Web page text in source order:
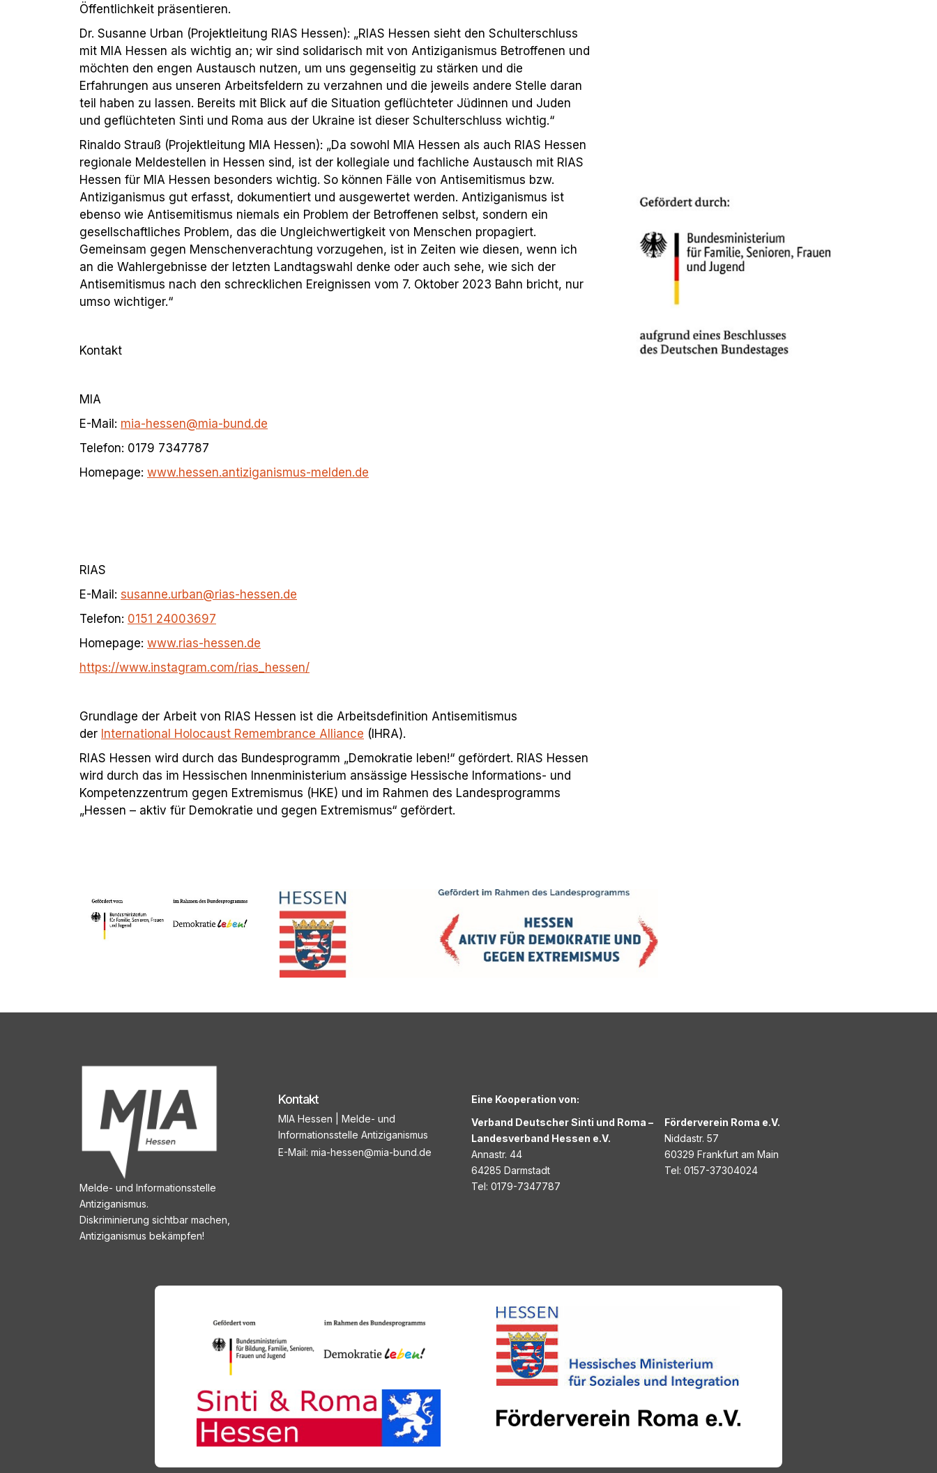
Öffentlichkeit präsentieren.
Dr. Susanne Urban (Projektleitung RIAS Hessen): „RIAS Hessen sieht den Schulterschluss
mit MIA Hessen als wichtig an; wir sind solidarisch mit von Antiziganismus Betroffenen und
möchten den engen Austausch nutzen, um uns gegenseitig zu stärken und die
Erfahrungen aus unseren Arbeitsfeldern zu verzahnen und die jeweils andere Stelle daran
teil haben zu lassen. Bereits mit Blick auf die Situation geflüchteter Jüdinnen und Juden
und geflüchteten Sinti und Roma aus der Ukraine ist dieser Schulterschluss wichtig.“
Rinaldo Strauß (Projektleitung MIA Hessen): „Da sowohl MIA Hessen als auch RIAS Hessen
regionale Meldestellen in Hessen sind, ist der kollegiale und fachliche Austausch mit RIAS
Hessen für MIA Hessen besonders wichtig. So können Fälle von Antisemitismus bzw.
Antiziganismus gut erfasst, dokumentiert und ausgewertet werden. Antiziganismus ist
ebenso wie Antisemitismus niemals ein Problem der Betroffenen selbst, sondern ein
gesellschaftliches Problem, das die Ungleichwertigkeit von Menschen propagiert.
Gemeinsam gegen Menschenverachtung vorzugehen, ist in Zeiten wie diesen, wenn ich
an die Wahlergebnisse der letzten Landtagswahl denke oder auch sehe, wie sich der
Antisemitismus nach den schrecklichen Ereignissen vom 7. Oktober 2023 Bahn bricht, nur
umso wichtiger.“
Kontakt
MIA
E-Mail: mia-hessen@mia-bund.de
Telefon: 0179 7347787
Homepage: www.hessen.antiziganismus-melden.de
RIAS
E-Mail: susanne.urban@rias-hessen.de
Telefon: 0151 24003697
Homepage: www.rias-hessen.de
https://www.instagram.com/rias_hessen/
Grundlage der Arbeit von RIAS Hessen ist die Arbeitsdefinition Antisemitismus
der International Holocaust Remembrance Alliance (IHRA).
RIAS Hessen wird durch das Bundesprogramm „Demokratie leben!“ gefördert. RIAS Hessen
wird durch das im Hessischen Innenministerium ansässige Hessische Informations- und
Kompetenzzentrum gegen Extremismus (HKE) und im Rahmen des Landesprogramms
„Hessen – aktiv für Demokratie und gegen Extremismus“ gefördert.
Melde- und Informationsstelle
Antiziganismus.
Diskriminierung sichtbar machen,
Antiziganismus bekämpfen!
Kontakt
MIA Hessen | Melde- und
Informationsstelle Antiziganismus
E-Mail: mia-hessen@mia-bund.de
Eine Kooperation von:
Verband Deutscher Sinti und Roma –
Landesverband Hessen e.V.
Annastr. 44
64285 Darmstadt
Tel: 0179-7347787
Förderverein Roma e.V.
Niddastr. 57
60329 Frankfurt am Main
Tel: 0157-37304024